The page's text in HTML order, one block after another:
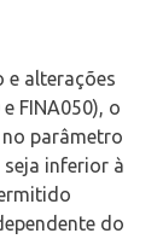
e alterações
FINA050), o
parâmetro
seja inferior à
do